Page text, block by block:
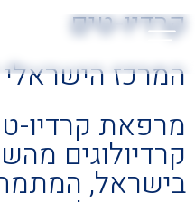
קרדיו-טים
המרכז
מרפאת קרדיו-
קרדיולוגים
בישראל,